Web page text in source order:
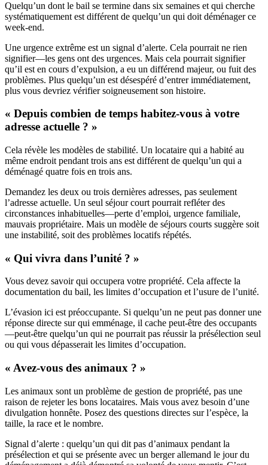
Quelqu’un dont le bail se termine dans six semaines et qui cherche
systématiquement est différent de quelqu’un qui doit déménager ce
week-end.
Une urgence extrême est un signal d’alerte. Cela pourrait ne rien
signifier—les gens ont des urgences. Mais cela pourrait signifier
qu’il est en cours d’expulsion, a eu un différend majeur, ou fuit des
problèmes. Plus quelqu’un est désespéré d’entrer immédiatement,
plus vous devriez vérifier soigneusement son histoire.
« Depuis combien de temps habitez-vous à votre
adresse actuelle ? »
Cela révèle les modèles de stabilité. Un locataire qui a habité au
même endroit pendant trois ans est différent de quelqu’un qui a
déménagé quatre fois en trois ans.
Demandez les deux ou trois dernières adresses, pas seulement
l’adresse actuelle. Un seul séjour court pourrait refléter des
circonstances inhabituelles—perte d’emploi, urgence familiale,
mauvais propriétaire. Mais un modèle de séjours courts suggère soit
une instabilité, soit des problèmes locatifs répétés.
« Qui vivra dans l’unité ? »
Vous devez savoir qui occupera votre propriété. Cela affecte la
documentation du bail, les limites d’occupation et l’usure de l’unité.
L’évasion ici est préoccupante. Si quelqu’un ne peut pas donner une
réponse directe sur qui emménage, il cache peut-être des occupants
—peut-être quelqu’un qui ne pourrait pas réussir la présélection seul
ou qui vous dépasserait les limites d’occupation.
« Avez-vous des animaux ? »
Les animaux sont un problème de gestion de propriété, pas une
raison de rejeter les bons locataires. Mais vous avez besoin d’une
divulgation honnête. Posez des questions directes sur l’espèce, la
taille, la race et le nombre.
Signal d’alerte : quelqu’un qui dit pas d’animaux pendant la
présélection et qui se présente avec un berger allemand le jour du